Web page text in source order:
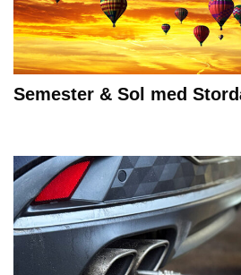
Semester & Sol med